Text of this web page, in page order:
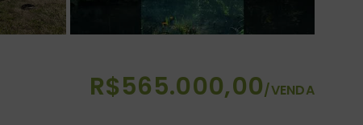
R$565.000,00/VENDA